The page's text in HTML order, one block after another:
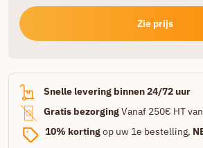
Zie prijs
Snelle levering binnen 24/72 uur
Gratis bezorgingVanaf 250€ HT
10% kortingop uw 1e bestelling,